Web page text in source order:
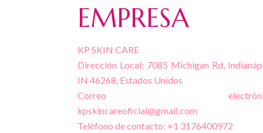
EMPRESA
KP SKIN CARE
Dirección Local: 7085 Michigan Rd,
IN 46268, Estados Unidos
Correo
kpskincareoficial@gmail.com
Teléfono de contacto: +1 3176400972